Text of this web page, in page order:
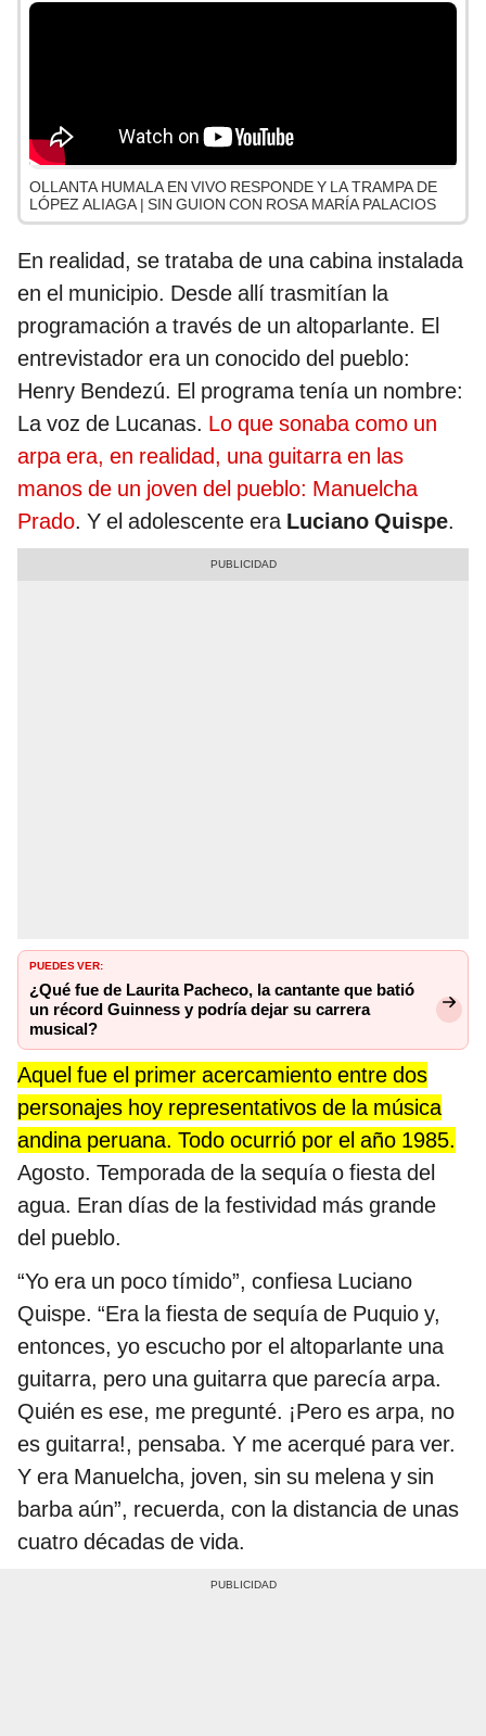
OLLANTA HUMALA EN VIVO RESPONDE Y LA TRAMPA DE
LÓPEZ ALIAGA | SIN GUION CON ROSA MARÍA PALACIOS
En realidad, se trataba de una cabina instalada
en el municipio. Desde allí trasmitían la
programación a través de un altoparlante. El
entrevistador era un conocido del pueblo:
Henry Bendezú. El programa tenía un nombre:
La voz de Lucanas. Lo que sonaba como un
arpa era, en realidad, una guitarra en las
manos de un joven del pueblo: Manuelcha
Prado. Y el adolescente era Luciano Quispe.
PUEDES VER:
¿Qué fue de Laurita Pacheco, la cantante que batió
un récord Guinness y podría dejar su carrera
musical?
Aquel fue el primer acercamiento entre dos
personajes hoy representativos de la música
andina peruana. Todo ocurrió por el año 1985.
Agosto. Temporada de la sequía o fiesta del
agua. Eran días de la festividad más grande
del pueblo.
“Yo era un poco tímido”, confiesa Luciano
Quispe. “Era la fiesta de sequía de Puquio y,
entonces, yo escucho por el altoparlante una
guitarra, pero una guitarra que parecía arpa.
Quién es ese, me pregunté. ¡Pero es arpa, no
es guitarra!, pensaba. Y me acerqué para ver.
Y era Manuelcha, joven, sin su melena y sin
barba aún”, recuerda, con la distancia de unas
cuatro décadas de vida.